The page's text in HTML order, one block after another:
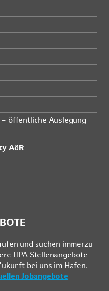
öffentliche Auslegung
AöR
und su­chen im­mer­zu
HPA Stel­len­an­ge­bo­te
bei uns im Ha­fen.
Jobangebote